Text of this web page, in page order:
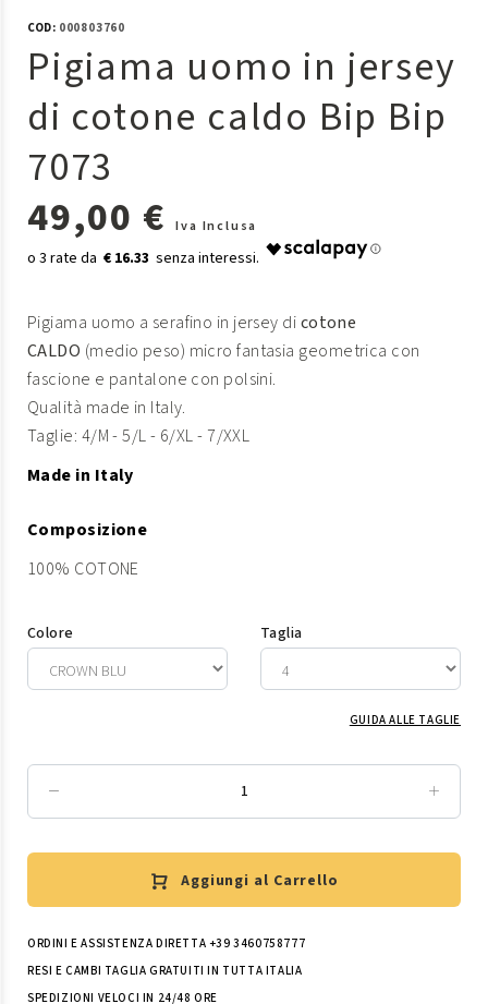
COD:000803760
Pigiama uomo in jersey
di cotone caldo Bip Bip
7073
49,00 €
Iva Inclusa
€ 16.33
Pigiama uomo a serafino in jersey dicotone
CALDO (medio peso) micro fantasia geometrica con
fascione e pantalone con polsini.
Qualità made in Italy.
Taglie: 4/M - 5/L - 6/XL - 7/XXL
Made in Italy
Composizione
100% COTONE
Colore Taglia
GUIDA ALLE TAGLIE
Aggiungi al Carrello
ORDINI E ASSISTENZA DIRETTA +39 3460758777
RESI E CAMBI TAGLIA GRATUITI IN TUTTA ITALIA
SPEDIZIONI VELOCI IN 24/48 ORE